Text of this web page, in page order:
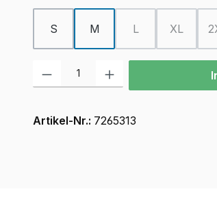
S M L
(Diese Option ist
XL
(Diese
Produkt Anzahl: Gib den gewünschten
Artikel-Nr.: 7265313